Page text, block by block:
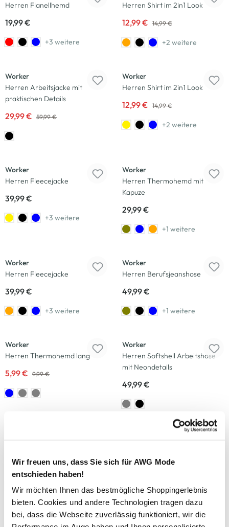
Wir freuen uns, dass Sie sich für AWG Mode
entschieden haben!
Wir möchten Ihnen das bestmögliche Shoppingerlebnis
bieten. Cookies und andere Technologien tragen dazu
bei, dass die Webseite zuverlässig funktioniert, wir die
Herren Flanellhemd
19,99 €
+3 weitere
Herren Shirt im 2in1 Look
12,99 € 14,99 €
+2 weitere
Worker
Herren Arbeitsjacke mit
praktischen Details
29,99 € 59,99 €
Worker
Herren Shirt im 2in1 Look
12,99 € 14,99 €
+2 weitere
Worker
Herren Fleecejacke
39,99 €
+3 weitere
Worker
Herren Thermohemd mit
Kapuze
29,99 €
+1 weitere
Worker
Herren Fleecejacke
39,99 €
+3 weitere
Worker
Herren Berufsjeanshose
49,99 €
+1 weitere
Worker
Herren Thermohemd lang
5,99 € 9,99 €
Worker
Herren Softshell Arbeitshose
mit Neondetails
49,99 €
19,99 € 29,99 €
mit Neondetails
-13 %